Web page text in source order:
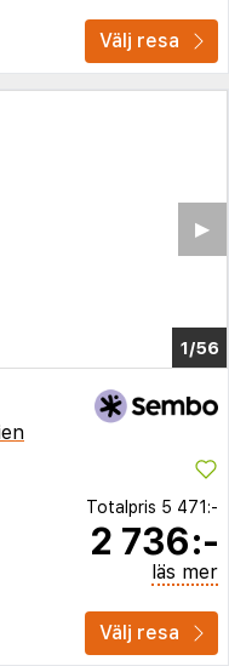
Välj resa
1/51
▶︎
Totalpris 5 471:-
2 736:-
läs mer
Välj resa